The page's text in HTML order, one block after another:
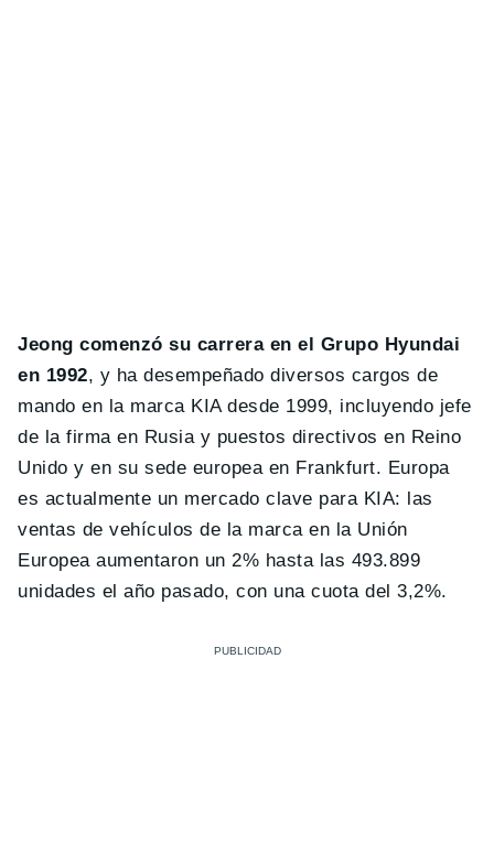
Jeong comenzó su carrera en el Grupo Hyundai
en 1992, y ha desempeñado diversos cargos de
mando en la marca KIA desde 1999, incluyendo jefe
de la firma en Rusia y puestos directivos en Reino
Unido y en su sede europea en Frankfurt. Europa
es actualmente un mercado clave para KIA: las
ventas de vehículos de la marca en la Unión
Europea aumentaron un 2% hasta las 493.899
unidades el año pasado, con una cuota del 3,2%.